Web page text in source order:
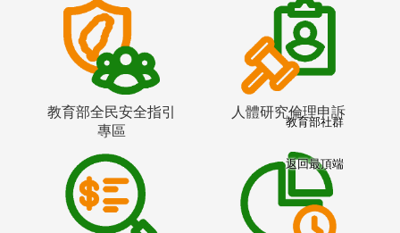
教育部全民安全指引
專區
人體研究倫理申訴
教育部社群
返回最頂端